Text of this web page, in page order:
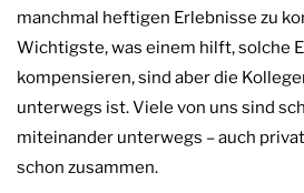
manchmal heftigen Erlebnisse zu
Wichtigste, was einem hilft, solche
kompensieren, sind aber die
unterwegs ist. Viele von uns sind
miteinander unterwegs – auch
schon zusammen.